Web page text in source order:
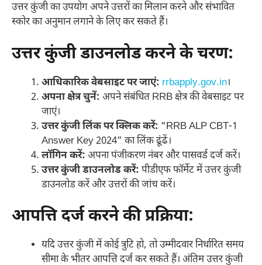
उत्तर कुंजी का उपयोग अपने उत्तरों का मिलान करने और संभावित
स्कोर का अनुमान लगाने के लिए कर सकते हैं।
उत्तर कुंजी डाउनलोड करने के चरण:
आधिकारिक वेबसाइट पर जाएं: rrbapply.gov.in।
अपना क्षेत्र चुनें: अपने संबंधित RRB क्षेत्र की वेबसाइट पर
जाएं।
उत्तर कुंजी लिंक पर क्लिक करें: “RRB ALP CBT-1
Answer Key 2024” का लिंक ढूंढें।
लॉगिन करें: अपना पंजीकरण नंबर और पासवर्ड दर्ज करें।
उत्तर कुंजी डाउनलोड करें: पीडीएफ फॉर्मेट में उत्तर कुंजी
डाउनलोड करें और उत्तरों की जांच करें।
आपत्ति दर्ज करने की प्रक्रिया:
यदि उत्तर कुंजी में कोई त्रुटि हो, तो उम्मीदवार निर्धारित समय
सीमा के भीतर आपत्ति दर्ज कर सकते हैं। अंतिम उत्तर कुंजी